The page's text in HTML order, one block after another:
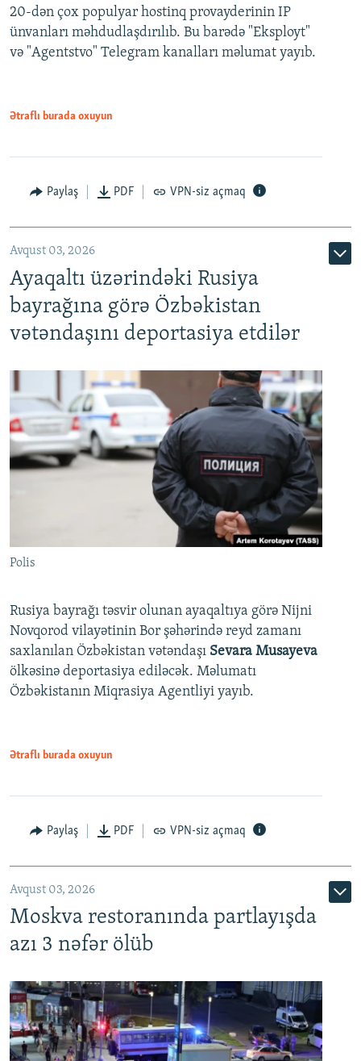
20-dən çox populyar hostinq provayderinin IP
ünvanları məhdudlaşdırılıb. Bu barədə "Eksployt"
və "Agentstvo" Telegram kanalları məlumat yayıb.
Ətraflı burada oxuyun
Paylaş PDF VPN-siz açmaq
Avqust 03, 2026
Ayaqaltı üzərindəki Rusiya
bayrağına görə Özbəkistan
vətəndaşını deportasiya etdilər
Polis
Rusiya bayrağı təsvir olunan ayaqaltıya görə Nijni
Novqorod vilayətinin Bor şəhərində reyd zamanı
saxlanılan Özbəkistan vətəndaşı Sevara Musayeva
ölkəsinə deportasiya ediləcək. Məlumatı
Özbəkistanın Miqrasiya Agentliyi yayıb.
Ətraflı burada oxuyun
Paylaş PDF VPN-siz açmaq
Avqust 03, 2026
Moskva restoranında partlayışda
azı 3 nəfər ölüb